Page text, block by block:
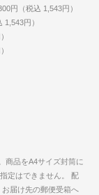
円（税込 1,543円）
円）
商品をA4サイズ封筒に
定はできません。 配
届け先の郵便受箱へ